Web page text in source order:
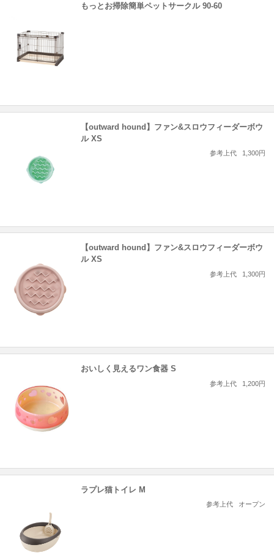
もっとお掃除簡単ペットサークル 90-60
【outward hound】ファン&スロウフィーダーボウ
ル XS
参考上代 1,300円
【outward hound】ファン&スロウフィーダーボウ
ル XS
参考上代 1,300円
おいしく見えるワン食器 S
参考上代 1,200円
ラプレ猫トイレ M
参考上代 オープン